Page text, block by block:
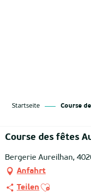
Startseite Course
Course des fêtes
Bergerie Aureilhan,
Anfahrt
Teilen Ajouter aux